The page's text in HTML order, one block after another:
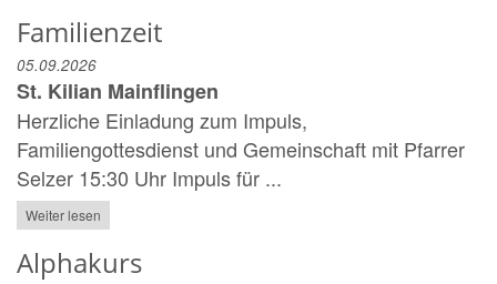
Familienzeit
05.09.2026
St. Kilian Mainflingen
Herzliche Einladung zum Impuls,
Familiengottesdienst und Gemeinschaft mit Pfarrer
Selzer 15:30 Uhr Impuls für ...
Weiter lesen
Alphakurs